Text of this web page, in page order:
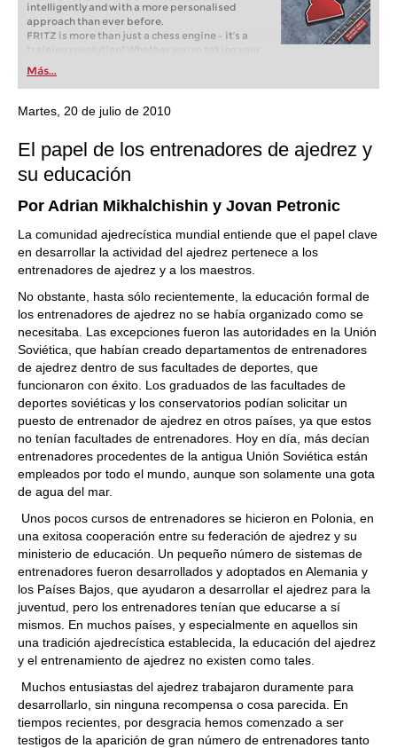
intelligently and with a more personalised
approach than ever before.
FRITZ is more than just a chess engine – it’s a
training revolution! Whether you’re taking your
first steps into the world of club chess, or already
playing at a tournament level: with FRITZ, you can
train more efficiently, intelligently and with a
more personalised approach than ever before.
Más...
Martes, 20 de julio de 2010
El papel de los entrenadores de ajedrez y
su educación
Por Adrian Mikhalchishin y Jovan Petronic
La comunidad ajedrecística mundial entiende que el papel clave
en desarrollar la actividad del ajedrez pertenece a los
entrenadores de ajedrez y a los maestros.
No obstante, hasta sólo recientemente, la educación formal de
los entrenadores de ajedrez no se había organizado como se
necesitaba. Las excepciones fueron las autoridades en la Unión
Soviética, que habían creado departamentos de entrenadores
de ajedrez dentro de sus facultades de deportes, que
funcionaron con éxito. Los graduados de las facultades de
deportes soviéticas y los conservatorios podían solicitar un
puesto de entrenador de ajedrez en otros países, ya que estos
no tenían facultades de entrenadores. Hoy en día, más decían
entrenadores procedentes de la antigua Unión Soviética están
empleados por todo el mundo, aunque son solamente una gota
de agua del mar.
Unos pocos cursos de entrenadores se hicieron en Polonia, en
una exitosa cooperación entre su federación de ajedrez y su
ministerio de educación. Un pequeño número de sistemas de
entrenadores fueron desarrollados y adoptados en Alemania y
los Países Bajos, que ayudaron a desarrollar el ajedrez para la
juventud, pero los entrenadores tenían que educarse a sí
mismos. En muchos países, y especialmente en aquellos sin
una tradición ajedrecística establecida, la educación del ajedrez
y el entrenamiento de ajedrez no existen como tales.
Muchos entusiastas del ajedrez trabajaron duramente para
desarrollarlo, sin ninguna recompensa o cosa parecida. En
tiempos recientes, por desgracia hemos comenzado a ser
testigos de la aparición de gran número de entrenadores tanto